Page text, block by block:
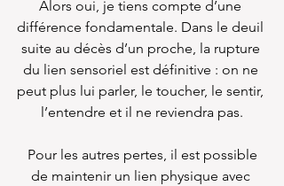
Alors oui, je tiens compte d’une
différence fondamentale. Dans le deuil
suite au décès d’un proche, la rupture
du lien sensoriel est définitive : on ne
peut plus lui parler, le toucher, le sentir,
l’entendre et il ne reviendra pas.
Pour les autres pertes, il est possible
de maintenir un lien physique avec